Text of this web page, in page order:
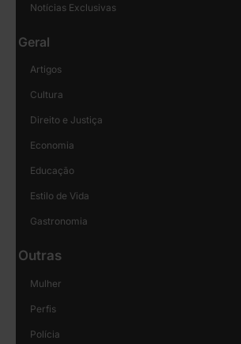
Notícias Exclusivas
Geral
Artigos
Cultura
Direito e Justiça
Economia
Educação
Estilo de Vida
Gastronomia
Outras
Mulher
Perfis
Polícia